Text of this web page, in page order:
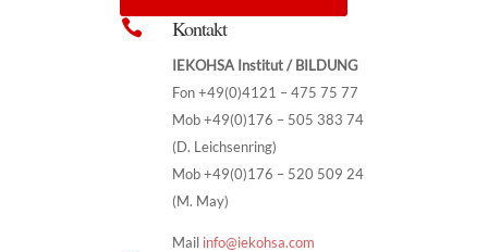
 Kontakt
IEKOHSA Institut / BILDUNG
Fon +49(0)4121 – 475 75 77
Mob +49(0)176 – 505 383 74
(D. Leichsenring)
Mob +49(0)176 – 520 509 24
(M. May)
Mail info@iekohsa.com